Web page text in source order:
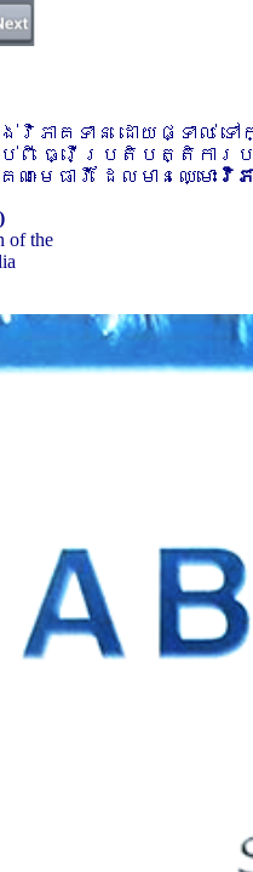
វិភាគទាន ដោយផ្ទាល់
ប់ពី ធ្វើប្រតិបត្តិកា
មេធាវី ដែលមានឈ្មោះ វិភ
the